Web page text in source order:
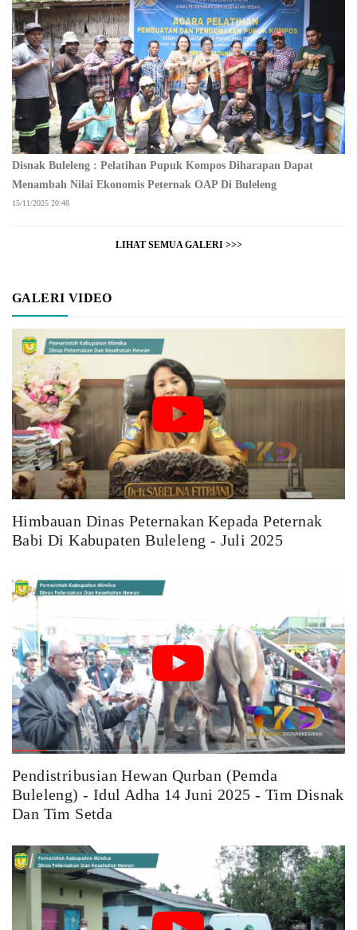
Disnak Buleleng : Pelatihan Pupuk Kompos Diharapan Dapat
Menambah Nilai Ekonomis Peternak OAP Di Buleleng
15/11/2025 20:48
LIHAT SEMUA GALERI >>>
GALERI VIDEO
Himbauan Dinas Peternakan Kepada Peternak
Babi Di Kabupaten Buleleng - Juli 2025
Pendistribusian Hewan Qurban (Pemda
Buleleng) - Idul Adha 14 Juni 2025 - Tim Disnak
Dan Tim Setda